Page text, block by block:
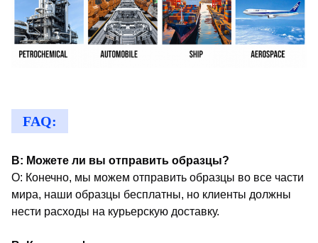
FAQ:
В: Можете ли вы отправить образцы?
О: Конечно, мы можем отправить образцы во все части
мира, наши образцы бесплатны, но клиенты должны
нести расходы на курьерскую доставку.